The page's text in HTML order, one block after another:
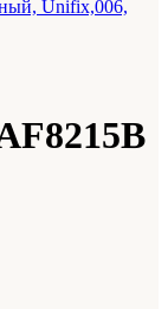
Unifix,006,